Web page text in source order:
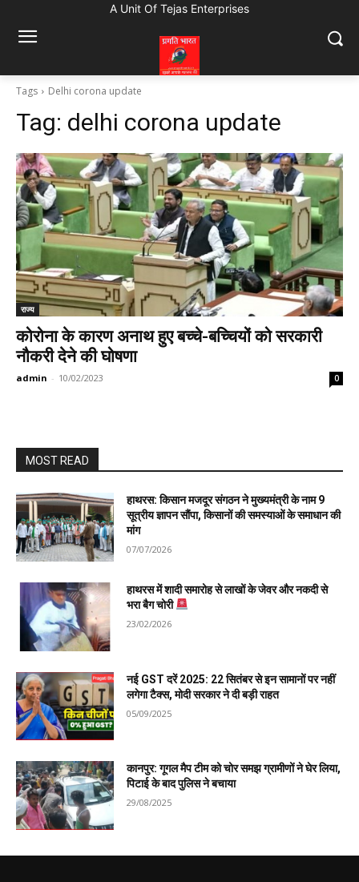
A Unit Of Tejas Enterprises
Tags Delhi corona update
Tag: delhi corona update
राज्य
कोरोना के कारण अनाथ हुए बच्चे-बच्चियों को सरकारी
नौकरी देने की घोषणा
admin - 10/02/2023 0
MOST READ
हाथरस: किसान मजदूर संगठन ने मुख्यमंत्री के नाम 9
सूत्रीय ज्ञापन सौंपा, किसानों की समस्याओं के समाधान की
मांग
07/07/2026
हाथरस में शादी समारोह से लाखों के जेवर और नकदी से
भरा बैग चोरी
23/02/2026
नई GST दरें 2025: 22 सितंबर से इन सामानों पर नहीं
लगेगा टैक्स, मोदी सरकार ने दी बड़ी राहत
05/09/2025
कानपुर: गूगल मैप टीम को चोर समझ ग्रामीणों ने घेर लिया,
पिटाई के बाद पुलिस ने बचाया
29/08/2025